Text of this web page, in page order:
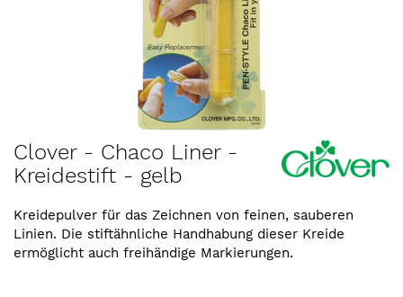
Zum
Anfang
der
springen
Clover - Chaco Liner -
Kreidestift - gelb
Kreidepulver für das Zeichnen von feinen, sauberen
Linien. Die stiftähnliche Handhabung dieser Kreide
ermöglicht auch freihändige Markierungen.